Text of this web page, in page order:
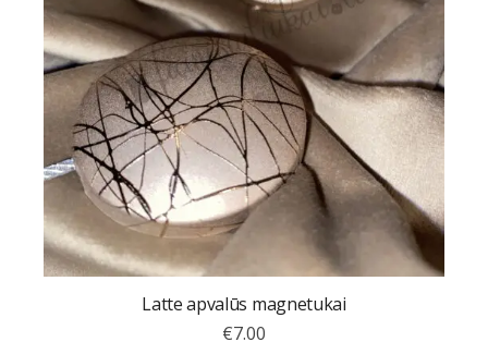
Latte apvalūs magnetukai
€7.00